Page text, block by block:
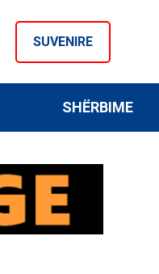
SUVENIRE
SHËRBIME